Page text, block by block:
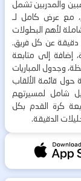
والمدربين تشمل
مع عرض كامل لـ
لأهم البطولات
دقيقة عن كل فريق.
إضافة إلى متابعة
وجدول المباريات
قائمة الألقاب
شامل لمسيرتهم
كرة القدم بكل
الدقيقة.